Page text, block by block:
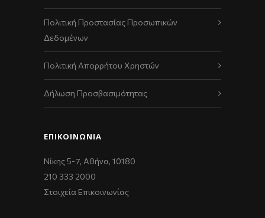
Πολιτική Προστασίας Προσωπικών
Δεδομένων
Πολιτική Απορρήτου Χρηστών
Δήλωση Προσβασιμότητας
ΕΠΙΚΟΙΝΩΝΊΑ
Νίκης 5-7, Αθήνα, 10180
210 333 2000
Στοιχεία Επικοινωνίας